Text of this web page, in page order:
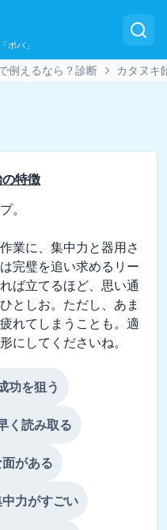
ポバ」
例えるなら？診断 カタヌキ
の特徴
。
業に、集中力と器用さ
完璧を追い求めるリー
ば立てるほど、思い通
としお。ただし、あま
れてしまうことも。適
にしてくださいね。
功を狙う
く読み取る
がある
力がすごい